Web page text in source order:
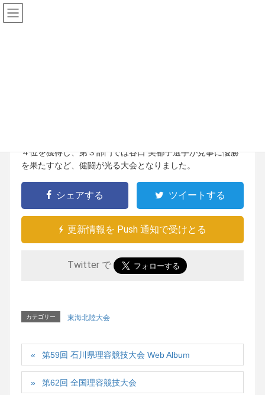
４位を獲得し、第３部門では谷口 美都子選手が見事に優勝
を果たすなど、健闘が光る大会となりました。
シェアする ツイートする
更新情報を Push 通知で受けとる
Twitter で
カテゴリー 東海北陸大会
第59回 石川県理容競技大会 Web Album
第62回 全国理容競技大会